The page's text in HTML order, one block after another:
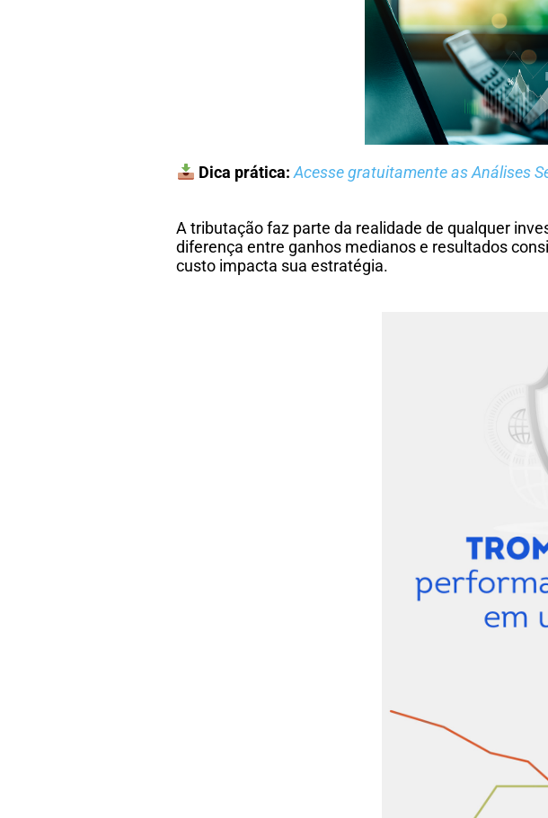
Dica prática: Acesse gratuitamente as Análises
A tributação faz parte da realidade de qualquer
diferença entre ganhos medianos e resultados
custo impacta sua estratégia.